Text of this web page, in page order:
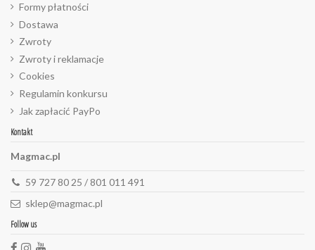
Formy płatności
Dostawa
Zwroty
Zwroty i reklamacje
Cookies
Regulamin konkursu
Jak zapłacić PayPo
Kontakt
Magmac.pl
59 727 80 25 / 801 011 491
sklep@magmac.pl
Follow us